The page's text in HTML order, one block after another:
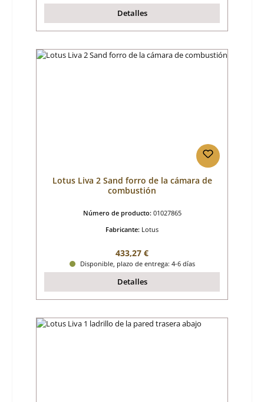
Detalles
Lotus Liva 2 Sand forro de la cámara de
combustión
Número de producto: 01027865
Fabricante: Lotus
Precio normal:
433,27 €
Disponible, plazo de entrega: 4-6 días
Detalles